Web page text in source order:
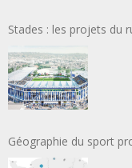
Stades : les projets du
Géographie du sport